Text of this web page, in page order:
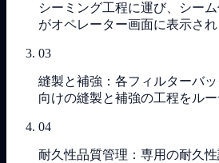
シーミング工程に運び、シー
がオペレーター画面に表示され
03
縫製と補強：各フィルターバ
向けの縫製と補強の工程をルー
04
耐久性品質管理：専用の耐久